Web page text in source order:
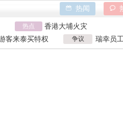
热闻
热点 香港大埔火灾
天水血铅异常事件
特朗普泽连斯基吵架
客来泰买特权
争议
瑞幸员
工被曝